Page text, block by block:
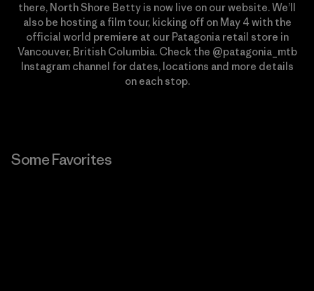
there, North Shore Betty is now live on our website. We’ll
also be hosting a film tour, kicking off on May 4 with the
official world premiere at our Patagonia retail store in
Vancouver, British Columbia. Check the @patagonia_mtb
Instagram channel for dates, locations and more details
on each stop.
Some Favorites